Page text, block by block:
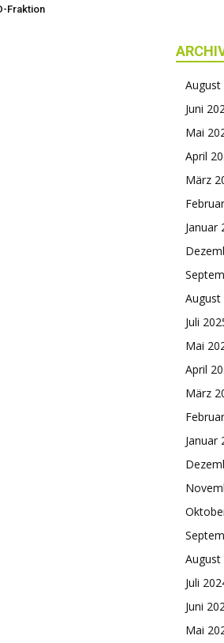
Fraktion
August
Juni
Mai
April
März
Januar
August
Juli
Mai
April
März
Januar
August
Juli
Juni
Mai